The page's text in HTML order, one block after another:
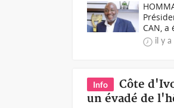
CAN, a
il y a
Info
Côte
un évadé de